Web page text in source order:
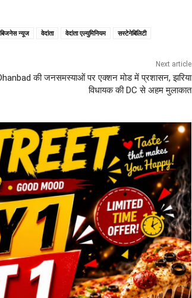
बिजनेस न्यूज वेदांता वेदांता एल्युमिनियम
सस्टेनेबिलिटी
Next article
की जनसमस्याओं पर एक्शन मोड में प्रशासन, झरिया
विधायक की DC से अहम मुलाकात